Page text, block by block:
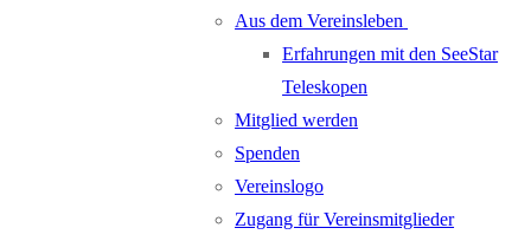
Aus dem Vereinsleben
Erfahrungen mit den SeeStar
Teleskopen
Mitglied werden
Spenden
Vereinslogo
Zugang für Vereinsmitglieder